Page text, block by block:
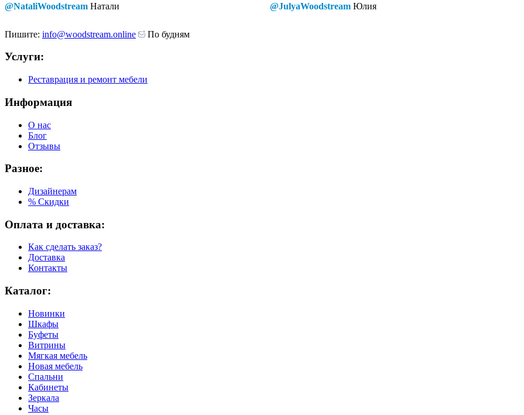
@NataliWoodstream Натали @JulyaWoodstream Юлия
Пишите: info@woodstream.online По будням
Услуги:
Реставрация и ремонт мебели
Информация
О нас
Блог
Отзывы
Разное:
Дизайнерам
% Скидки
Оплата и доставка:
Как сделать заказ?
Доставка
Контакты
Каталог:
Новинки
Шкафы
Буфеты
Витрины
Мягкая мебель
Новая мебель
Спальни
Кабинеты
Зеркала
Часы